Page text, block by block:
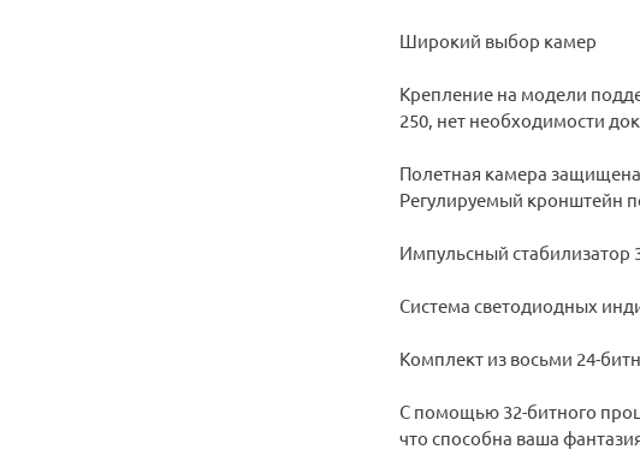
Широкий выбор камер
Крепление на модели
250, нет необходимости
Полетная камера
Регулируемый кронштейн
Импульсный стабилизатор
Система светодиодных
Комплект из восьми 24-
С помощью 32-битного
что способна ваша